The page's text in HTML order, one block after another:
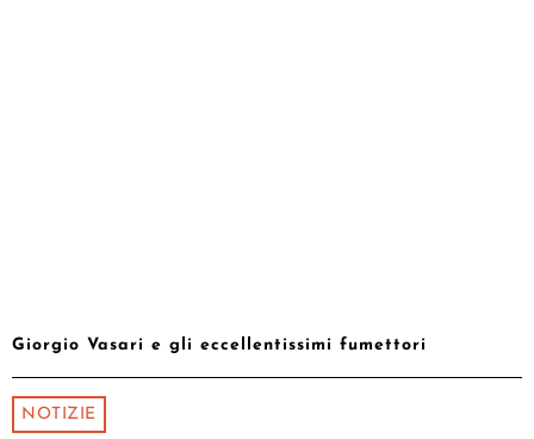
Giorgio Vasari e gli eccellentissimi fumettori
NOTIZIE